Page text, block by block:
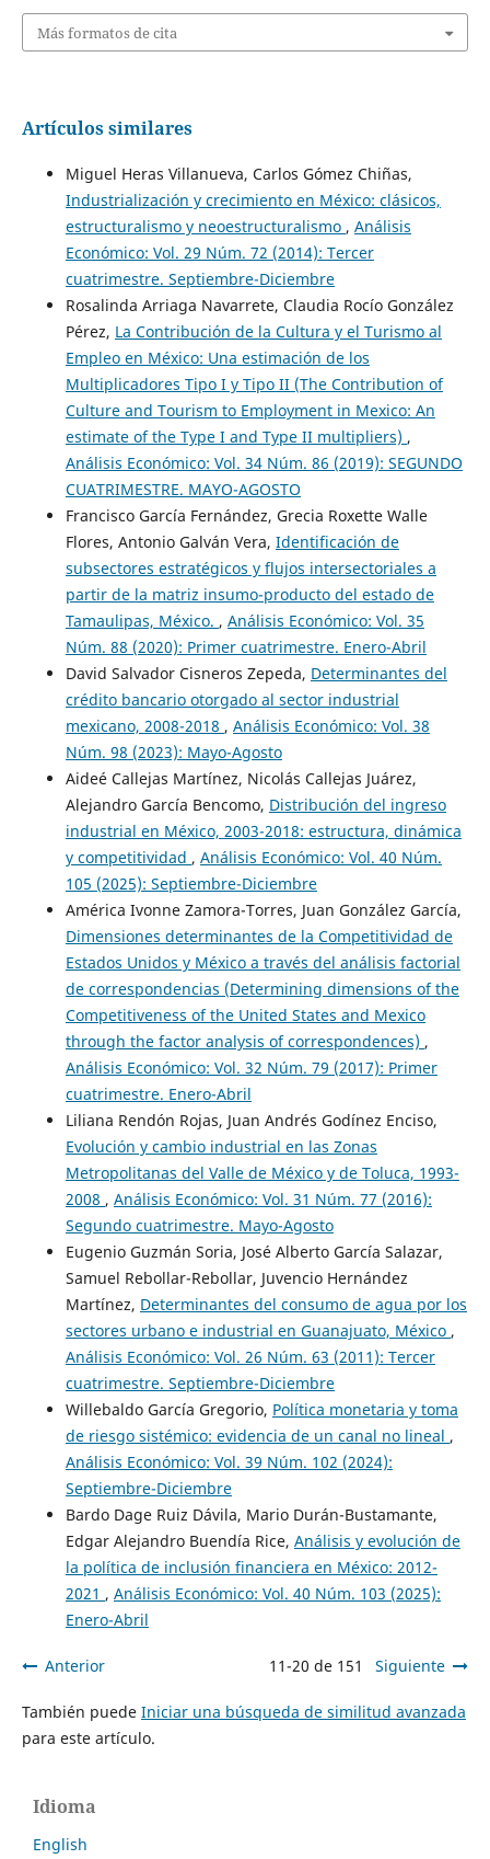
Más formatos de cita
Artículos similares
Miguel Heras Villanueva, Carlos Gómez Chiñas,
Industrialización y crecimiento en México: clásicos,
estructuralismo y neoestructuralismo , Análisis
Económico: Vol. 29 Núm. 72 (2014): Tercer
cuatrimestre. Septiembre-Diciembre
Rosalinda Arriaga Navarrete, Claudia Rocío González
Pérez, La Contribución de la Cultura y el Turismo al
Empleo en México: Una estimación de los
Multiplicadores Tipo I y Tipo II (The Contribution of
Culture and Tourism to Employment in Mexico: An
estimate of the Type I and Type II multipliers) ,
Análisis Económico: Vol. 34 Núm. 86 (2019): SEGUNDO
CUATRIMESTRE. MAYO-AGOSTO
Francisco García Fernández, Grecia Roxette Walle
Flores, Antonio Galván Vera, Identificación de
subsectores estratégicos y flujos intersectoriales a
partir de la matriz insumo-producto del estado de
Tamaulipas, México. , Análisis Económico: Vol. 35
Núm. 88 (2020): Primer cuatrimestre. Enero-Abril
David Salvador Cisneros Zepeda, Determinantes del
crédito bancario otorgado al sector industrial
mexicano, 2008-2018 , Análisis Económico: Vol. 38
Núm. 98 (2023): Mayo-Agosto
Aideé Callejas Martínez, Nicolás Callejas Juárez,
Alejandro García Bencomo, Distribución del ingreso
industrial en México, 2003-2018: estructura, dinámica
y competitividad , Análisis Económico: Vol. 40 Núm.
105 (2025): Septiembre-Diciembre
América Ivonne Zamora-Torres, Juan González García,
Dimensiones determinantes de la Competitividad de
Estados Unidos y México a través del análisis factorial
de correspondencias (Determining dimensions of the
Competitiveness of the United States and Mexico
through the factor analysis of correspondences) ,
Análisis Económico: Vol. 32 Núm. 79 (2017): Primer
cuatrimestre. Enero-Abril
Liliana Rendón Rojas, Juan Andrés Godínez Enciso,
Evolución y cambio industrial en las Zonas
Metropolitanas del Valle de México y de Toluca, 1993-
2008 , Análisis Económico: Vol. 31 Núm. 77 (2016):
Segundo cuatrimestre. Mayo-Agosto
Eugenio Guzmán Soria, José Alberto García Salazar,
Samuel Rebollar-Rebollar, Juvencio Hernández
Martínez, Determinantes del consumo de agua por los
sectores urbano e industrial en Guanajuato, México ,
Análisis Económico: Vol. 26 Núm. 63 (2011): Tercer
cuatrimestre. Septiembre-Diciembre
Willebaldo García Gregorio, Política monetaria y toma
de riesgo sistémico: evidencia de un canal no lineal ,
Análisis Económico: Vol. 39 Núm. 102 (2024):
Septiembre-Diciembre
Bardo Dage Ruiz Dávila, Mario Durán-Bustamante,
Edgar Alejandro Buendía Rice, Análisis y evolución de
la política de inclusión financiera en México: 2012-
2021 , Análisis Económico: Vol. 40 Núm. 103 (2025):
Enero-Abril
Anterior 11-20 de 151 Siguiente
También puede Iniciar una búsqueda de similitud avanzada
para este artículo.
Idioma
English